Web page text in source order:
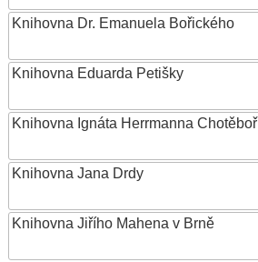
Knihovna Dr. Emanuela Bořického
Knihovna Eduarda Petišky
Knihovna Ignáta Herrmanna Chotěboř
Knihovna Jana Drdy
Knihovna Jiřího Mahena v Brně